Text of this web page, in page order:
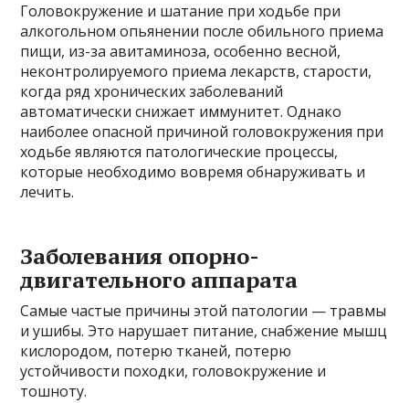
Головокружение и шатание при ходьбе при
алкогольном опьянении после обильного приема
пищи, из-за авитаминоза, особенно весной,
неконтролируемого приема лекарств, старости,
когда ряд хронических заболеваний
автоматически снижает иммунитет. Однако
наиболее опасной причиной головокружения при
ходьбе являются патологические процессы,
которые необходимо вовремя обнаруживать и
лечить.
Заболевания опорно-
двигательного аппарата
Самые частые причины этой патологии — травмы
и ушибы. Это нарушает питание, снабжение мышц
кислородом, потерю тканей, потерю
устойчивости походки, головокружение и
тошноту.